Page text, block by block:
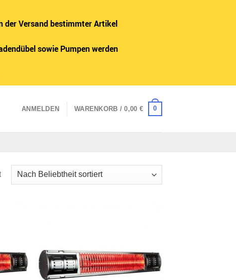
der Versand bestimmter Artikel
sowie Pumpen werden
ANMELDEN WARENKORB /0,00 € 0
Nach
Beliebtheit